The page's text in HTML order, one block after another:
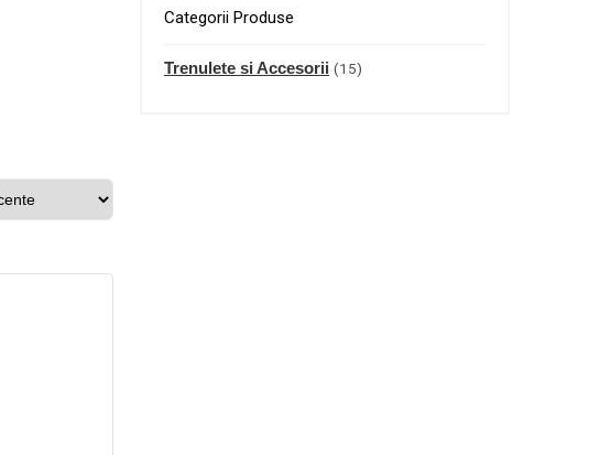
Categorii Produse
Trenulete si Accesorii (15)